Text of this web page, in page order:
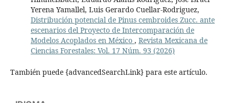
Yerena Yamallel, Luis Gerardo Cuellar-Rodriguez,
Distribución potencial de Pinus cembroides Zucc. ante
escenarios del Proyecto de Intercomparación de
Modelos Acoplados en México , Revista Mexicana de
Ciencias Forestales: Vol. 17 Núm. 93 (2026)
También puede {advancedSearchLink} para este artículo.